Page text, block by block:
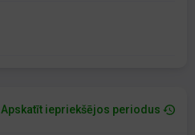
Apskatīt iepriekšējos periodus